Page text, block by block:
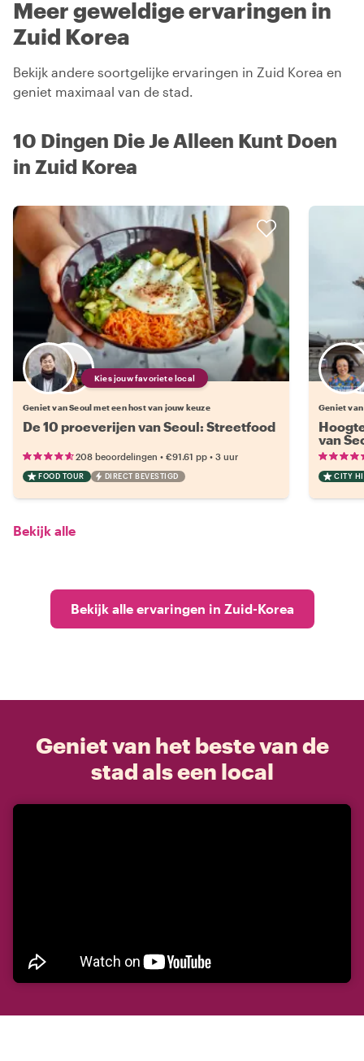
Meer geweldige ervaringen in
Zuid Korea
Bekijk andere soortgelijke ervaringen in Zuid Korea en
geniet maximaal van de stad.
10 Dingen Die Je Alleen Kunt Doen
in Zuid Korea
Kies jouw favoriete local
Geniet van Seoul met een host van jouw keuze
De 10 proeverijen van Seoul: Streetfood
208 beoordelingen • €91.61 pp • 3 uur
FOOD TOUR DIRECT BEVESTIGD
Geniet
van
CITY
Bekijk alle
Bekijk alle ervaringen in Zuid-Korea
Geniet van het beste van de
stad als een local